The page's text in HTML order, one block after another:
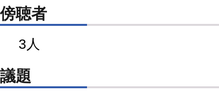
傍聴者
3人
議題